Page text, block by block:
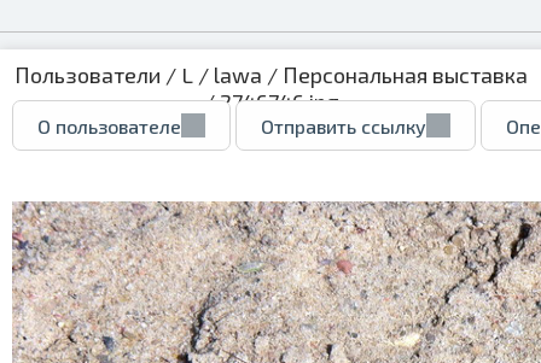
Пользователи / L/ lawa / Персональная выставка
/ 2746746.jpg
О пользователе Отправить ссылку